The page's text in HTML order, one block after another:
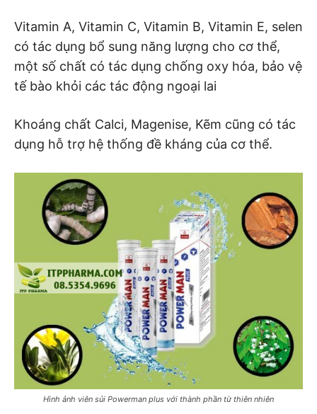
Vitamin A, Vitamin C, Vitamin B, Vitamin E, selen
có tác dụng bổ sung năng lượng cho cơ thể,
một số chất có tác dụng chống oxy hóa, bảo vệ
tế bào khỏi các tác động ngoại lai
Khoáng chất Calci, Magenise, Kẽm cũng có tác
dụng hỗ trợ hệ thống đề kháng của cơ thể.
Hình ảnh viên sủi Powerman plus với thành phần từ thiên nhiên